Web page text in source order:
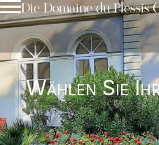
Die Domaine du Plessis
Wählen Sie